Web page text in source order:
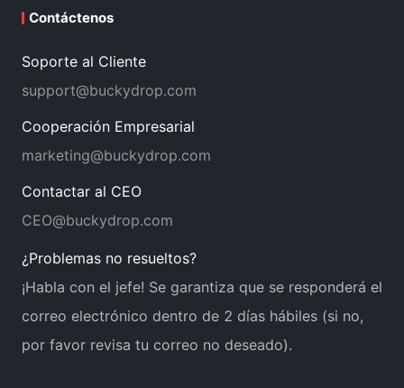
Contáctenos
Soporte al Cliente
support@buckydrop.com
Cooperación Empresarial
marketing@buckydrop.com
Contactar al CEO
CEO@buckydrop.com
¿Problemas no resueltos?
¡Habla con el jefe! Se garantiza que se responderá el
correo electrónico dentro de 2 días hábiles (si no,
por favor revisa tu correo no deseado).